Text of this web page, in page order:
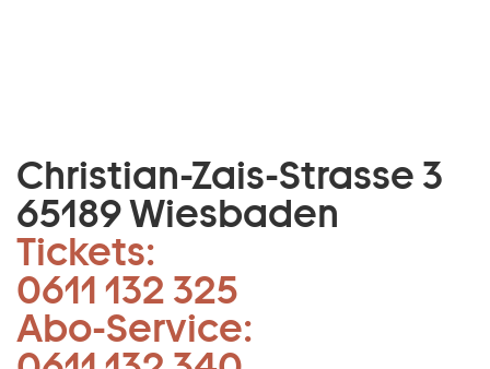
Christian-Zais-Strasse 3
65189 Wiesbaden
Tickets:
0611 132 325
Abo-Service: